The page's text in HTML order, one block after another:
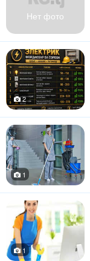
Нет фото
2
1
1